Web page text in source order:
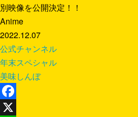
別映像を公開決定！！
Anime
2022.12.07
公式チャンネル
年末スペシャル
美味しんぼ
Facebook